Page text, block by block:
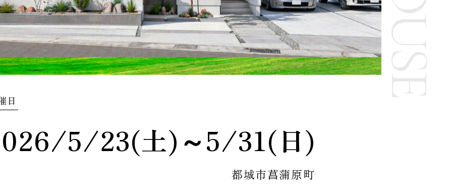
日
5/23(土)～5/31(日)
都城市菖蒲原町